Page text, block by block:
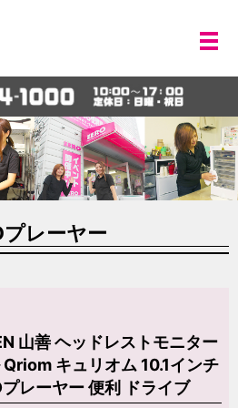
メ
プレーヤー
山善 ヘッドレストモニター
キュリオム 10.1インチ
レーヤー 便利 ドライブ